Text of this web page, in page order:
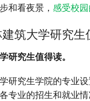
和看夜景， 感受校园
筑大学研究生
研究生值得读。
研究生学院的专业
专业的招生和就业